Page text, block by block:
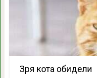
Зря кота обидели